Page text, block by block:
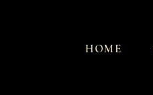
HOME